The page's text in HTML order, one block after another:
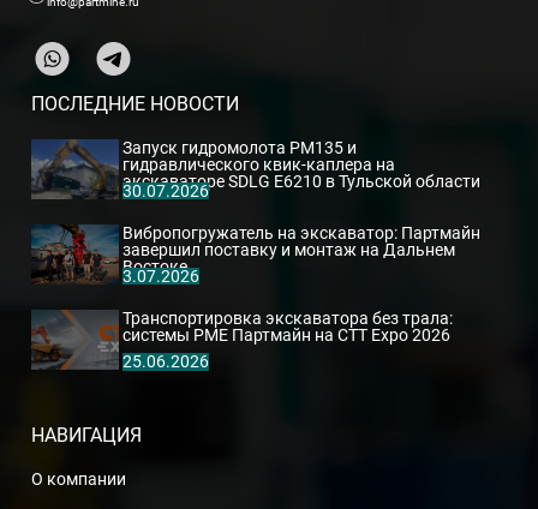
НАВИГАЦИЯ
О компании
ПОСЛЕДНИЕ НОВОСТИ
Запуск гидромолота PM135 и
гидравлического квик-каплера на
экскаваторе SDLG E6210 в Тульской области
30.07.2026
Вибропогружатель на экскаватор: Партмайн
завершил поставку и монтаж на Дальнем
Востоке
3.07.2026
Транспортировка экскаватора без трала:
системы PME Партмайн на CTT Expo 2026
25.06.2026